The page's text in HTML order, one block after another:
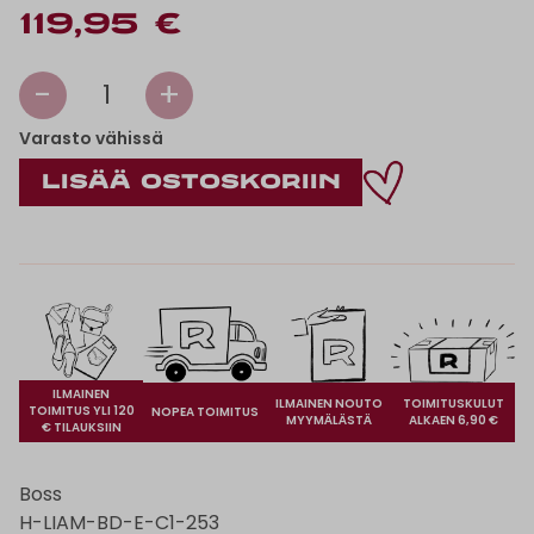
119,95 €
- 1 +
Varasto vähissä
ILMAINEN
TOIMITUS YLI 120
€ TILAUKSIIN
NOPEA TOIMITUS
ILMAINEN NOUTO
MYYMÄLÄSTÄ
TOIMITUSKULUT
ALKAEN 6,90 €
Boss
H-LIAM-BD-E-C1-253